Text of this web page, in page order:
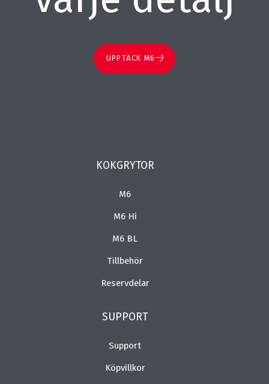
UPPTÄCK M6
KOKGRYTOR
M6
M6 Hi
M6 BL
Tillbehör
Reservdelar
SUPPORT
Support
Köpvillkor